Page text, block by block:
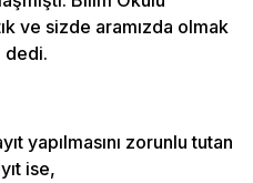
ve sizde aramızda olmak
dedi.
yapılmasını zorunlu tutan
ise,